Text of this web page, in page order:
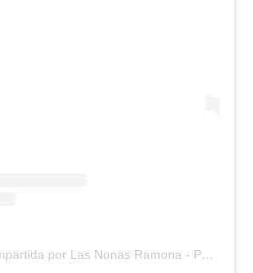
Una publicación compartida por Las Nonas Ramona - Petrona (@lasnonasramonapetrona)